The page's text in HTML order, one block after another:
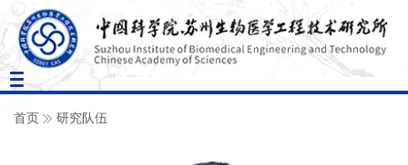
Toggle
navigation
首页 研究队伍